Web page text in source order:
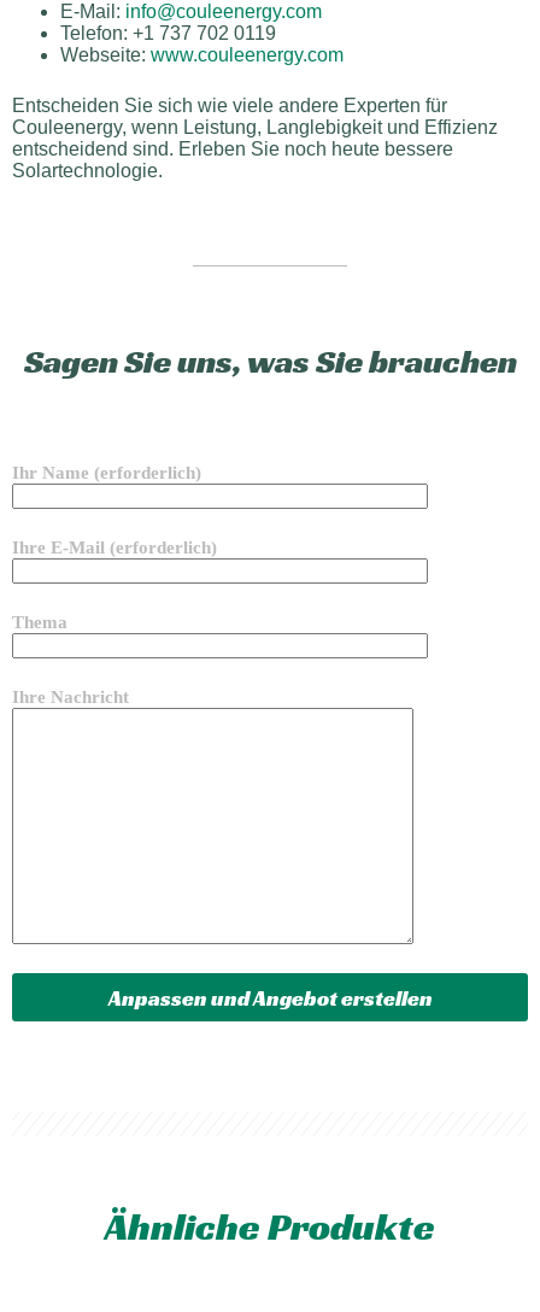
E-Mail: info@couleenergy.com
Telefon: +1 737 702 0119
Webseite: www.couleenergy.com
Entscheiden Sie sich wie viele andere Experten für
Couleenergy, wenn Leistung, Langlebigkeit und Effizienz
entscheidend sind. Erleben Sie noch heute bessere
Solartechnologie.
Sagen Sie uns, was Sie brauchen
Ihr Name (erforderlich)
Ihre E-Mail (erforderlich)
Thema
Ihre Nachricht
Ähnliche Produkte